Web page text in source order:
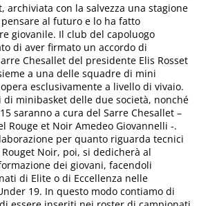
archiviata con la salvezza una stagione
al futuro e lo ha fatto
giovanile. Il club del capoluogo
di aver firmato un accordo di
Chesallet del presidente Elis Rosset
a una delle squadre di mini
esclusivamente a livello di vivaio.
di minibasket delle due società, nonché
saranno a cura del Sarre Chesallet –
Rouge et Noir Amedeo Giovannelli -.
per quanto riguarda tecnici
Noir, poi, si dedicherà al
dei giovani, facendoli
di Elite o di Eccellenza nelle
19. In questo modo contiamo di